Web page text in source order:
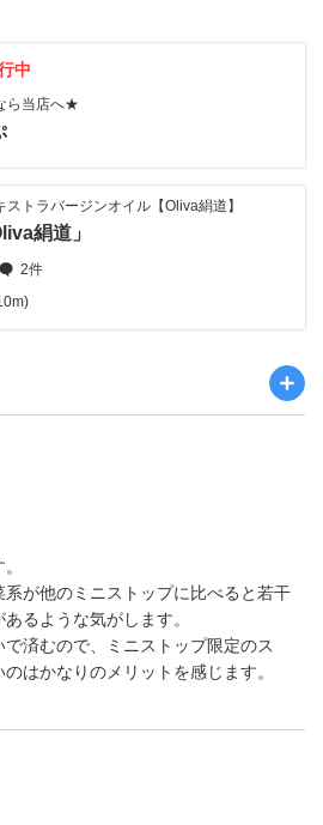
中
ら当店へ★
トラバージンオイル【Oliva絹道】
絹道」
2件
が他のミニストップに比べると若干
るような気がします。
済むので、ミニストップ限定のス
はかなりのメリットを感じます。